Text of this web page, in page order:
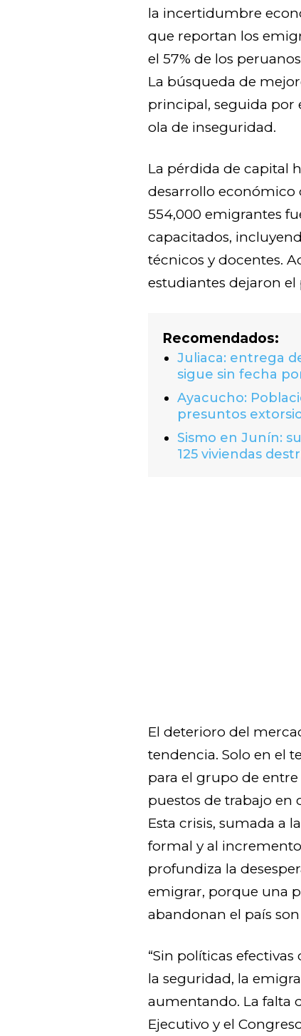
la incertidumbre
que reportan los
el 57% de los
La búsqueda de
principal, seguida por
ola de inseguridad.
La pérdida de capital
desarrollo económico
554,000 emigrantes
capacitados,
técnicos y docentes.
estudiantes dejaron el
Recomendados:
Juliaca: entrega
sigue sin fecha
Ayacucho:
presuntos
Sismo en Junín:
125 viviendas
El deterioro del
tendencia. Solo en el
para el grupo de entre
puestos de trabajo en
Esta crisis, sumada a
formal y al
profundiza la
emigrar, porque una
abandonan el país
“Sin políticas
la seguridad, la
aumentando. La falta
Ejecutivo y el